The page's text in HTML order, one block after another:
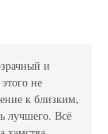
и
не
к близким,
лучшего. Всё